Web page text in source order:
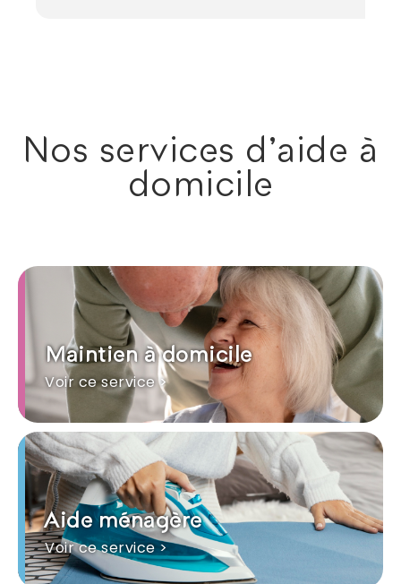
Nos services d'aide à
domicile
Maintien à domicile
Voir ce service >
Aide ménagère
Voir ce service >